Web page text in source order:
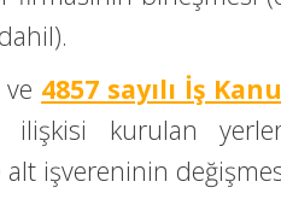
4857 sayılı İş
ilişkisi kurulan
alt işvereninin